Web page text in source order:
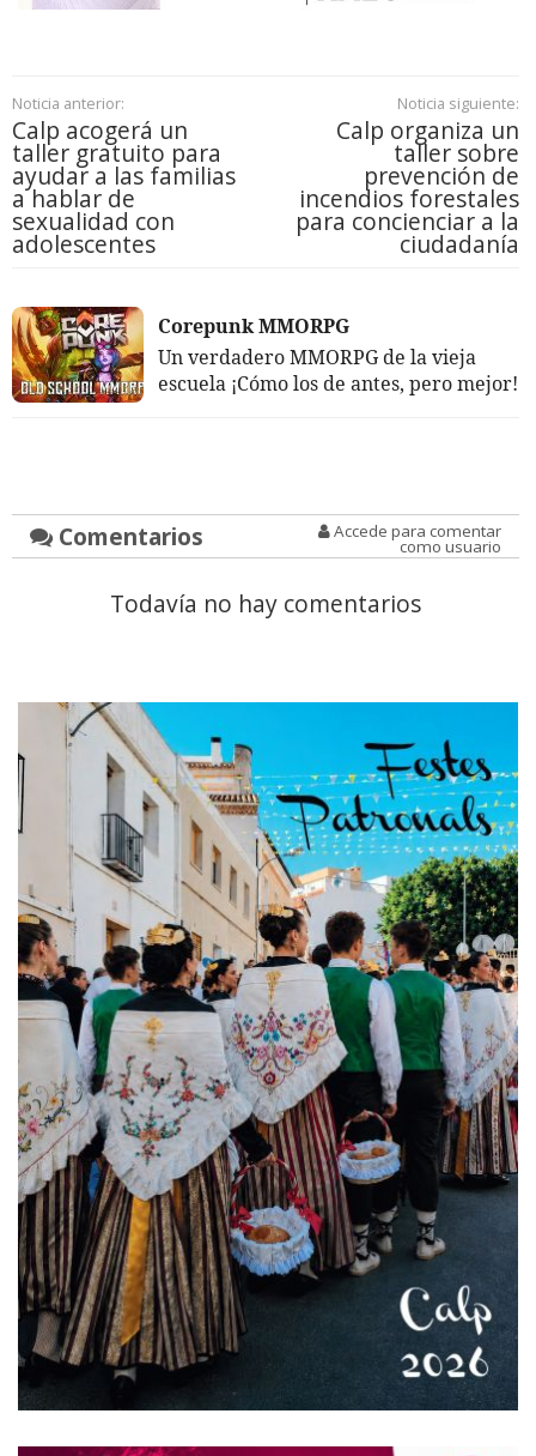
Noticia anterior:
Calp acogerá un
taller gratuito para
ayudar a las familias
a hablar de
sexualidad con
adolescentes
Noticia siguiente:
Calp organiza un
taller sobre
prevención de
incendios forestales
para concienciar a la
ciudadanía
Corepunk MMORPG
Un verdadero MMORPG de la vieja
escuela ¡Cómo los de antes, pero mejor!
Comentarios Accede para comentar
como usuario
Todavía no hay comentarios